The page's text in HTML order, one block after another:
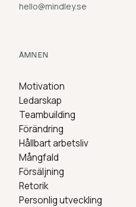
hello@mindley.se
ÄMNEN
Motivation
Ledarskap
Teambuilding
Förändring
Hållbart arbetsliv
Mångfald
Försäljning
Retorik
Personlig utveckling